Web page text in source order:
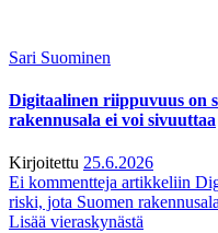
Sari Suominen
Digitaalinen riippuvuus on
rakennusala ei voi sivuuttaa
Kirjoitettu 25.6.2026
Ei kommentteja artikkeliin
riski, jota Suomen
Lisää vieraskynästä